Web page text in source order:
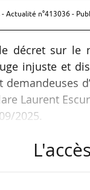
- Actualité n°413036 -
décret sur le
injuste et
Laurent
2025.
du régime